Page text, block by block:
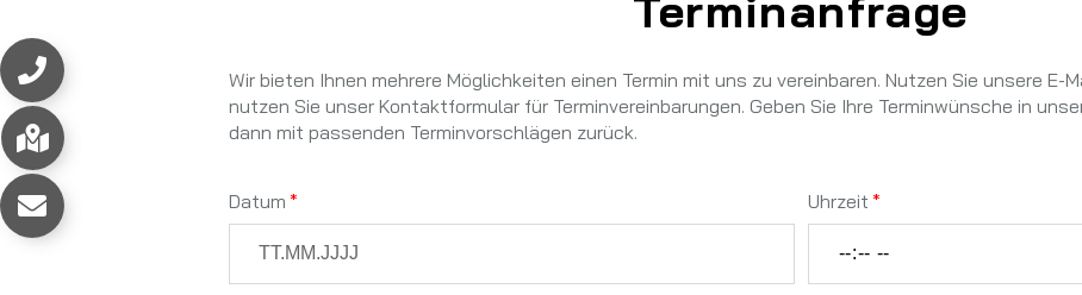
Wir bieten Ihnen mehrere Möglichkeiten einen Termin mit uns zu vereinbaren. Nutzen Sie unsere E-
nutzen Sie unser Kontaktformular für Terminvereinbarungen. Geben Sie Ihre Terminwünsche in
dann mit passenden Terminvorschlägen zurück.
Datum Uhrzeit